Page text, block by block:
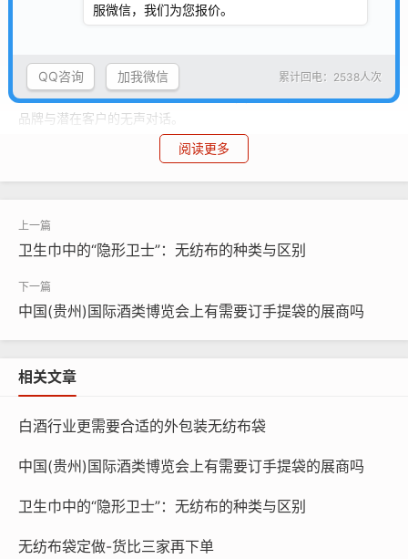
展会经济火热，如何让您的品牌脱颖而出?
是品牌传播的黄金载体!它不仅是实用工具，更是流动的广告牌、
行走的记忆点——从展馆到地铁、从商圈到社区，每一次提携都是
品牌与潜在客户的无声对话。
那么参加展会的展商，如果您想订制一些手提袋来吸引客户，
纺、杜邦纸……适配高端商务、环保理念、文艺调性等多元场景，
让手提袋成为品牌故事的视觉延伸;
2. 品质即口碑，耐用即传播 ◦ 承重测试超国标30%，提手加
固、车缝密线，拒绝"一次性"尴尬; ◦ 环保油墨认证+可降解材质，
3. 柔性供应链，快反无忧 ◦ 5-14天批量交付，抢抓展会黄金
更懂展销场景的深层需求!
"与制袋厂商 15225080030 合作后，展会手提袋二次使用率
阅读更多
卫生巾中的“隐形卫士”：无纺布的种类与区别
中国(贵州)国际酒类博览会上有需要订手提袋的展商吗
相关文章
白酒行业更需要合适的外包装无纺布袋
中国(贵州)国际酒类博览会上有需要订手提袋的展商吗
卫生巾中的“隐形卫士”：无纺布的种类与区别
无纺布袋定做-货比三家再下单
服微信，我们为您报价。
累计回电：2538人次
QQ咨询 加我微信